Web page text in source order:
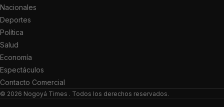
Nacionales
Deportes
Política
Salud
Economía
Espectáculos
Contacto Comercial
© 2026 Nogoyá Times . Todos los derechos reservados.